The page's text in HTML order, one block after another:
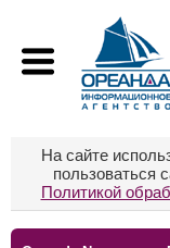
На сайте
пользоваться
Политикой